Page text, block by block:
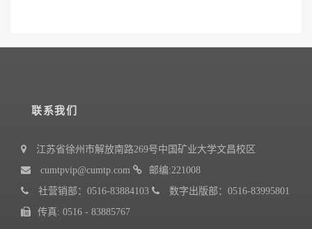
联系我们
江苏省徐州市解放南路269号中国矿业大学文昌校区
cumtpvip@cumtp.com
邮编:221008
社营销部：0516-83884103
数字出版部：0516-83995801
传真: 0516 - 83885767